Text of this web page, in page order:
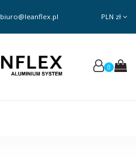
biuro@leanflex.pl PLN zł
0